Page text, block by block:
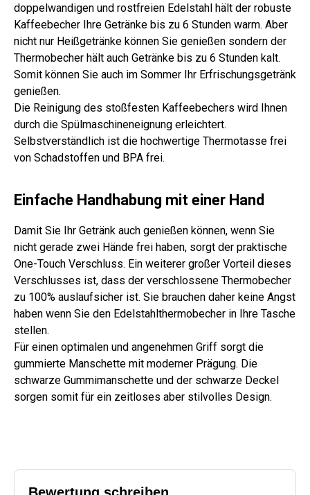
doppelwandigen und rostfreien Edelstahl hält der robuste
Kaffeebecher Ihre Getränke bis zu 6 Stunden warm. Aber
nicht nur Heißgetränke können Sie genießen sondern der
Thermobecher hält auch Getränke bis zu 6 Stunden kalt.
Somit können Sie auch im Sommer Ihr Erfrischungsgetränk
genießen.
Die Reinigung des stoßfesten Kaffeebechers wird Ihnen
durch die Spülmaschineneignung erleichtert.
Selbstverständlich ist die hochwertige Thermotasse frei
von Schadstoffen und BPA frei.
Einfache Handhabung mit einer Hand
Damit Sie Ihr Getränk auch genießen können, wenn Sie
nicht gerade zwei Hände frei haben, sorgt der praktische
One-Touch Verschluss. Ein weiterer großer Vorteil dieses
Verschlusses ist, dass der verschlossene Thermobecher
zu 100% auslaufsicher ist. Sie brauchen daher keine Angst
haben wenn Sie den Edelstahlthermobecher in Ihre Tasche
stellen.
Für einen optimalen und angenehmen Griff sorgt die
gummierte Manschette mit moderner Prägung. Die
schwarze Gummimanschette und der schwarze Deckel
sorgen somit für ein zeitloses aber stilvolles Design.